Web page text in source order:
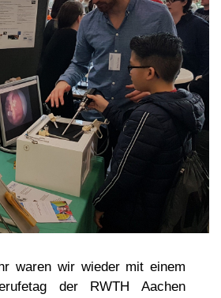
waren wir wieder mit einem
der RWTH Aachen